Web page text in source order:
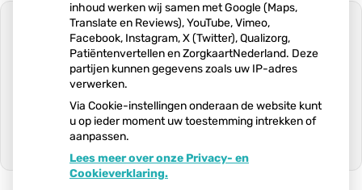
U heeft geen toestemming gegeven
voorexterne inhoud
te zien.
Cookie-instellingen wijzigen
inhoud werken wij samen met Google (Maps,
Translate en Reviews), YouTube, Vimeo,
Facebook, Instagram, X (Twitter), Qualizorg,
Patiëntenvertellen en ZorgkaartNederland. Deze
partijen kunnen gegevens zoals uw IP-adres
verwerken.
Via Cookie-instellingen onderaan de website kunt
u op ieder moment uw toestemming intrekken of
aanpassen.
Lees meer over onze Privacy- en
Cookieverklaring.